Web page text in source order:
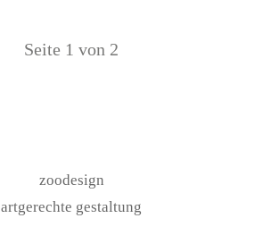
Seite 1 von 2
zoo­de­sign
art­ge­rech­te gestaltung